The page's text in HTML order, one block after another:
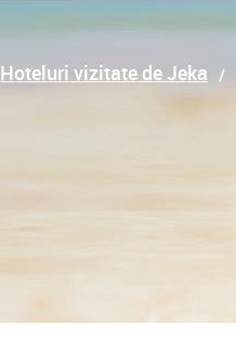
Hoteluri vizitate de Jeka